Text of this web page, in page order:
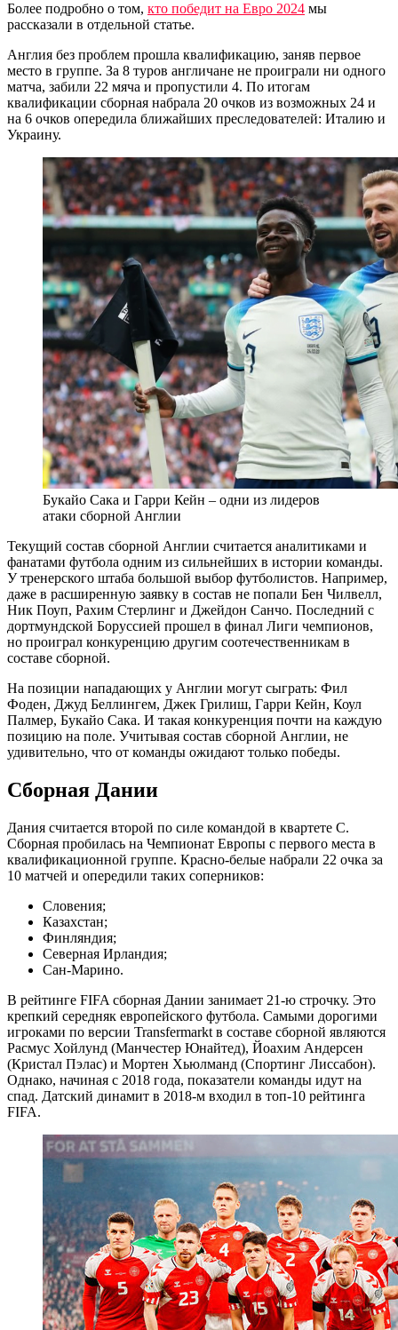
Более подробно о том, кто победит на Евро 2024 мы
рассказали в отдельной статье.
Англия без проблем прошла квалификацию, заняв первое
место в группе. За 8 туров англичане не проиграли ни одного
матча, забили 22 мяча и пропустили 4. По итогам
квалификации сборная набрала 20 очков из возможных 24 и
на 6 очков опередила ближайших преследователей: Италию и
Украину.
Букайо Сака и Гарри Кейн – одни из лидеров
атаки сборной Англии
Текущий состав сборной Англии считается аналитиками и
фанатами футбола одним из сильнейших в истории команды.
У тренерского штаба большой выбор футболистов. Например,
даже в расширенную заявку в состав не попали Бен Чилвелл,
Ник Поуп, Рахим Стерлинг и Джейдон Санчо. Последний с
дортмундской Боруссией прошел в финал Лиги чемпионов,
но проиграл конкуренцию другим соотечественникам в
составе сборной.
На позиции нападающих у Англии могут сыграть: Фил
Фоден, Джуд Беллингем, Джек Грилиш, Гарри Кейн, Коул
Палмер, Букайо Сака. И такая конкуренция почти на каждую
позицию на поле. Учитывая состав сборной Англии, не
удивительно, что от команды ожидают только победы.
Сборная Дании
Дания считается второй по силе командой в квартете С.
Сборная пробилась на Чемпионат Европы с первого места в
квалификационной группе. Красно-белые набрали 22 очка за
10 матчей и опередили таких соперников:
Словения;
Казахстан;
Финляндия;
Северная Ирландия;
Сан-Марино.
В рейтинге FIFA сборная Дании занимает 21-ю строчку. Это
крепкий середняк европейского футбола. Самыми дорогими
игроками по версии Transfermarkt в составе сборной являются
Расмус Хойлунд (Манчестер Юнайтед), Йоахим Андерсен
(Кристал Пэлас) и Мортен Хьюлманд (Спортинг Лиссабон).
Однако, начиная с 2018 года, показатели команды идут на
спад. Датский динамит в 2018-м входил в топ-10 рейтинга
FIFA.